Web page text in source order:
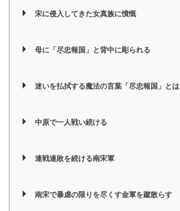
宋に侵入してきた女真族に憤慨
母に「尽忠報国」と背中に彫られる
迷いを払拭する魔法の言葉「尽忠報国」とは
中原で一人戦い続ける
連戦連敗を続ける南宋軍
南宋で暴虐の限りを尽くす金軍を蹴散らす